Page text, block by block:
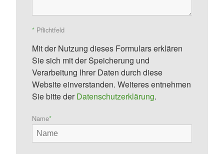
* Pflichtfeld
Mit der Nutzung dieses Formulars erklären
Sie sich mit der Speicherung und
Verarbeitung Ihrer Daten durch diese
Website einverstanden. Weiteres entnehmen
Sie bitte der Datenschutzerklärung.
Name*